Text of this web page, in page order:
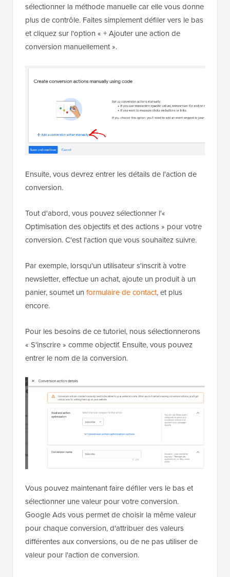
sélectionner la méthode manuelle car elle vous donne
plus de contrôle. Faites simplement défiler vers le bas
et cliquez sur l'option « + Ajouter une action de
conversion manuellement ».
Ensuite, vous devrez entrer les détails de l'action de
conversion.
Tout d'abord, vous pouvez sélectionner l'«
Optimisation des objectifs et des actions » pour votre
conversion. C'est l'action que vous souhaitez suivre.
Par exemple, lorsqu'un utilisateur s'inscrit à votre
newsletter, effectue un achat, ajoute un produit à un
panier, soumet un formulaire de contact, et plus
encore.
Pour les besoins de ce tutoriel, nous sélectionnerons
« S'inscrire » comme objectif. Ensuite, vous pouvez
entrer le nom de la conversion.
Vous pouvez maintenant faire défiler vers le bas et
sélectionner une valeur pour votre conversion.
Google Ads vous permet de choisir la même valeur
pour chaque conversion, d'attribuer des valeurs
différentes aux conversions, ou de ne pas utiliser de
valeur pour l'action de conversion.